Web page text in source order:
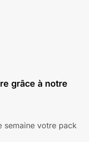
grâce à notre
semaine votre pack